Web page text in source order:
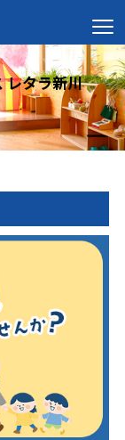
レタラ新川